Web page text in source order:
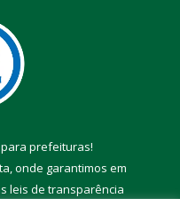
prefeituras!
onde garantimos em
leis de transparência